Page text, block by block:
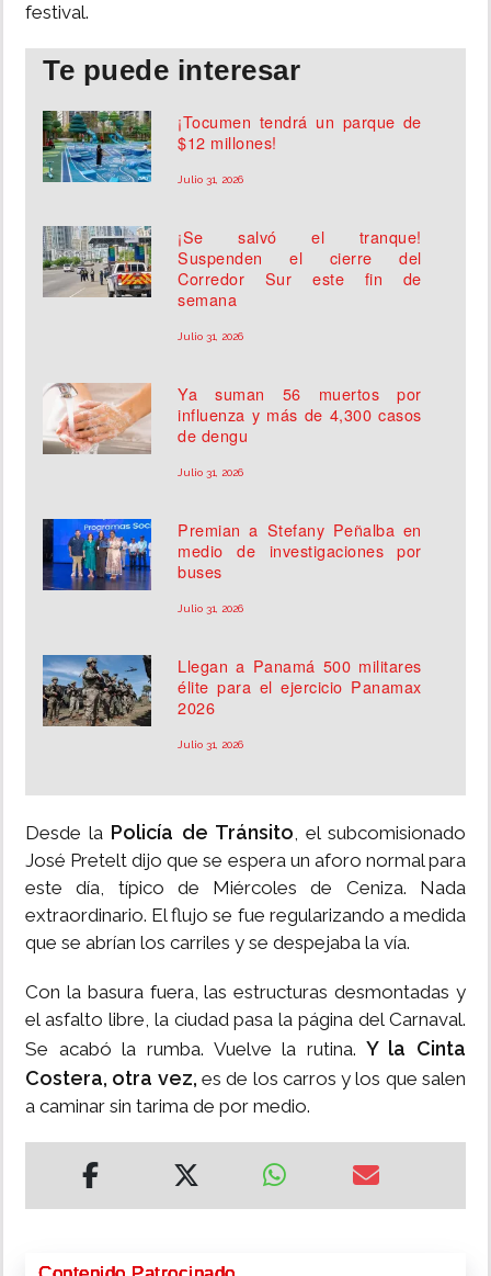
festival.
Te puede interesar
¡Tocumen tendrá un parque de
$12 millones!
Julio 31, 2026
¡Se salvó el tranque!
Suspenden el cierre del
Corredor Sur este fin de
semana
Julio 31, 2026
Ya suman 56 muertos por
influenza y más de 4,300 casos
de dengu
Julio 31, 2026
Premian a Stefany Peñalba en
medio de investigaciones por
buses
Julio 31, 2026
Llegan a Panamá 500 militares
élite para el ejercicio Panamax
2026
Julio 31, 2026
Desde la Policía de Tránsito, el subcomisionado
José Pretelt dijo que se espera un aforo normal para
este día, típico de Miércoles de Ceniza. Nada
extraordinario. El flujo se fue regularizando a medida
que se abrían los carriles y se despejaba la vía.
Con la basura fuera, las estructuras desmontadas y
el asfalto libre, la ciudad pasa la página del Carnaval.
Se acabó la rumba. Vuelve la rutina. Y la Cinta
Costera, otra vez, es de los carros y los que salen
a caminar sin tarima de por medio.